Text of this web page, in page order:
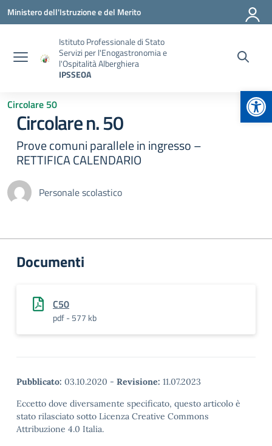
Vai ai contenuti
Vai al menu di navigazione
Vai al footer
Ministero dell'Istruzione e del Merito
Istituto Professionale di Stato
Servizi per l'Enogastronomia e
l'Ospitalità Alberghiera
IPSSEOA
Circolare 50
Circolare n. 50
Prove comuni parallele in ingresso –
RETTIFICA CALENDARIO
Personale scolastico
Documenti
C50
pdf - 577 kb
Pubblicato: 03.10.2020 - Revisione: 11.07.2023
Eccetto dove diversamente specificato, questo articolo è
stato rilasciato sotto Licenza Creative Commons
Attribuzione 4.0 Italia.